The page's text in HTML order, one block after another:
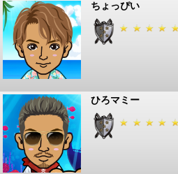
ちょっぴい
ひろマミー